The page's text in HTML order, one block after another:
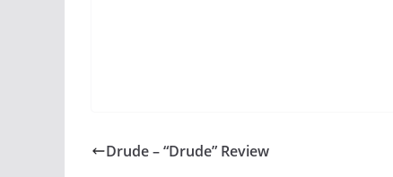
Drude – “Drude” Review